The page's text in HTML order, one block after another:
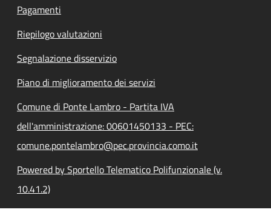
Pagamenti
Riepilogo valutazioni
Segnalazione disservizio
Piano di miglioramento dei servizi
Comune di Ponte Lambro - Partita IVA
dell'amministrazione: 00601450133 - PEC:
comune.pontelambro@pec.provincia.como.it
Powered by Sportello Telematico Polifunzionale (v.
10.41.2)